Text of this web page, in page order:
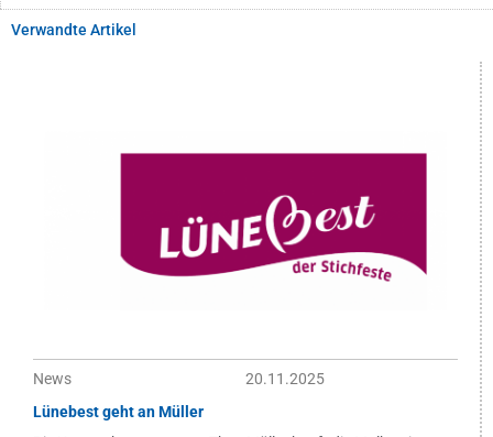
Verwandte Artikel
News
20.11.2025
Lünebest geht an Müller